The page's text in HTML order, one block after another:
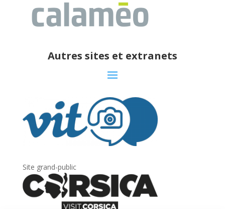
Autres sites et extranets
Site grand-public